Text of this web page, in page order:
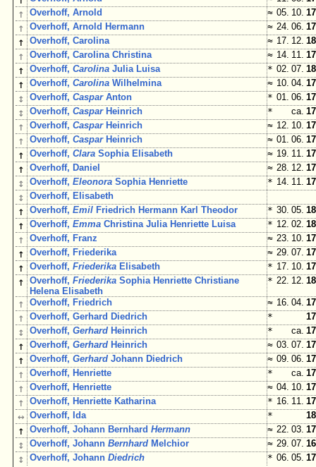
↑ Overhoff, Arnold ≈ 05. 10.
↑ Overhoff, Arnold Hermann ≈ 24. 06.
↑ Overhoff, Carolina ≈ 17. 12.
↑ Overhoff, Carolina Christina ≈ 14. 11.
↑ Overhoff,Carolina Julia Luisa * 02. 07.
↑ Overhoff,Carolina Wilhelmina ≈ 10. 04.
↕ Overhoff,CasparAnton * 01. 06.
↕ Overhoff,CasparHeinrich * ca.
↑ Overhoff,CasparHeinrich ≈ 12. 10.
↑ Overhoff,CasparHeinrich ≈ 01. 06.
↑ Overhoff,Clara Sophia Elisabeth ≈ 19. 11.
↑ Overhoff, Daniel ≈ 28. 12.
↕ Overhoff,Eleonora Sophia Henriette * 14. 11.
↕ Overhoff, Elisabeth
↑ Overhoff,Emil Friedrich Hermann Karl Theodor * 30. 05.
↑ Overhoff,Emma Christina Julia Henriette Luisa * 12. 02.
↑ Overhoff, Franz ≈ 23. 10.
↑ Overhoff, Friederika ≈ 29. 07.
↑ Overhoff,Friederika Elisabeth * 17. 10.
↑ Overhoff,Friederika Sophia Henriette Christiane
Helena Elisabeth
* 22. 12.
↑ Overhoff, Friedrich ≈ 16. 04.
↑ Overhoff, Gerhard Diedrich *
↕ Overhoff,Gerhard Heinrich * ca.
↑ Overhoff,Gerhard Heinrich ≈ 03. 07.
↑ Overhoff,Gerhard Johann Diedrich ≈ 09. 06.
↑ Overhoff, Henriette * ca.
↑ Overhoff, Henriette ≈ 04. 10.
↑ Overhoff, Henriette Katharina * 16. 11.
↔ Overhoff, Ida *
↑ Overhoff, Johann BernhardHermann ≈ 22. 03.
↕ Overhoff, JohannBernhard Melchior ≈ 29. 07.
↕ Overhoff, JohannDiedrich * 06. 05.